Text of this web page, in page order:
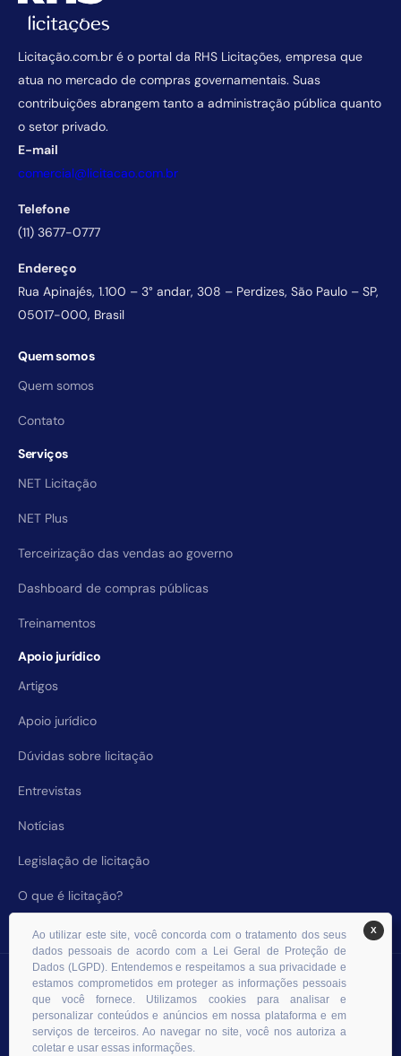
Licitação.com.br é o portal da RHS Licitações, empresa que
atua no mercado de compras governamentais. Suas
contribuições abrangem tanto a administração pública quanto
o setor privado.
E-mail
comercial@licitacao.com.br
Telefone
(11) 3677-0777
Endereço
Rua Apinajés, 1.100 – 3° andar, 308 – Perdizes, São Paulo – SP,
05017-000, Brasil
Quem somos
Quem somos
Contato
Serviços
NET Licitação
NET Plus
Terceirização das vendas ao governo
Dashboard de compras públicas
Treinamentos
Apoio jurídico
Artigos
Apoio jurídico
Dúvidas sobre licitação
Entrevistas
Notícias
Legislação de licitação
O que é licitação?
© 2026 RHS Licitações. Todos os direitos reservados.
X
Ao utilizar este site, você concorda com o tratamento dos seus
dados pessoais de acordo com a Lei Geral de Proteção de
Dados (LGPD). Entendemos e respeitamos a sua privacidade e
estamos comprometidos em proteger as informações pessoais
que você fornece. Utilizamos cookies para analisar e
personalizar conteúdos e anúncios em nossa plataforma e em
serviços de terceiros. Ao navegar no site, você nos autoriza a
coletar e usar essas informações.